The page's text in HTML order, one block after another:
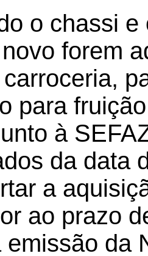
o chassi
forem
para
à
da data
a
ao prazo
emissão da